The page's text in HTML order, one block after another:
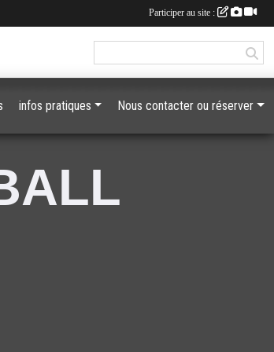
infos pratiques Nous contacter ou réserver
Participer au site :